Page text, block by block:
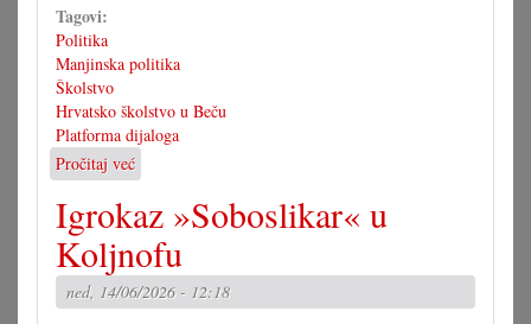
Tagovi:
Politika
Manjinska politika
Školstvo
Hrvatsko školstvo u Beču
Platforma dijaloga
Pročitaj već
Platforma
dijaloga
s
težišćem
na
školstvu
Igrokaz »Soboslikar« u
Koljnofu
ned, 14/06/2026 - 12:18